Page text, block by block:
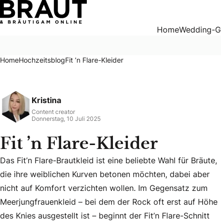
HomeWedding-
HomeHochzeitsblogFit ’n Flare-Kleider
Kristina
Content creator
Donnerstag, 10 Juli 2025
Fit ’n Flare-Kleider
Das Fit’n Flare-Brautkleid ist eine beliebte Wahl für
Das Fit’n Flare-Brautkleid ist eine beliebte Wahl für Bräute,
die ihre weiblichen Kurven betonen möchten, dabei aber
nicht auf Komfort verzichten wollen. Im Gegensatz zum
Meerjungfrauenkleid – bei dem der Rock oft erst auf Höhe
des Knies ausgestellt ist – beginnt der Fit’n Flare-Schnitt